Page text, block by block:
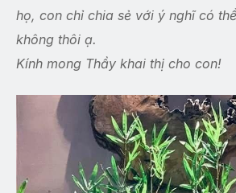
họ, con chỉ chia sẻ với ý nghĩ có
không thôi ạ.
Kính mong Thầy khai thị cho con!